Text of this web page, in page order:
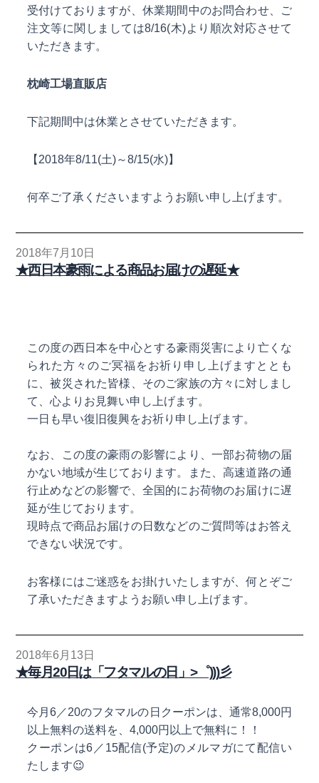
受付けておりますが、休業期間中のお問合わせ、ご
注文等に関しましては8/16(木)より順次対応させて
いただきます。
枕崎工場直販店
下記期間中は休業とさせていただきます。
【2018年8/11(土)～8/15(水)】
何卒ご了承くださいますようお願い申し上げます。
2018年7月10日
★西日本豪雨による商品お届けの遅延★
この度の西日本を中心とする豪雨災害により亡くな
られた方々のご冥福をお祈り申し上げますととも
に、被災された皆様、そのご家族の方々に対しまし
て、心よりお見舞い申し上げます。
一日も早い復旧復興をお祈り申し上げます。
なお、この度の豪雨の影響により、一部お荷物の届
かない地域が生じております。また、高速道路の通
行止めなどの影響で、全国的にお荷物のお届けに遅
延が生じております。
現時点で商品お届けの日数などのご質問等はお答え
できない状況です。
お客様にはご迷惑をお掛けいたしますが、何とぞご
了承いただきますようお願い申し上げます。
2018年6月13日
★毎月20日は「フタマルの日」>゜)))彡
今月6／20のフタマルの日クーポンは、通常8,000円
以上無料の送料を、4,000円以上で無料に！！
クーポンは6／15配信(予定)のメルマガにて配信い
たします😉